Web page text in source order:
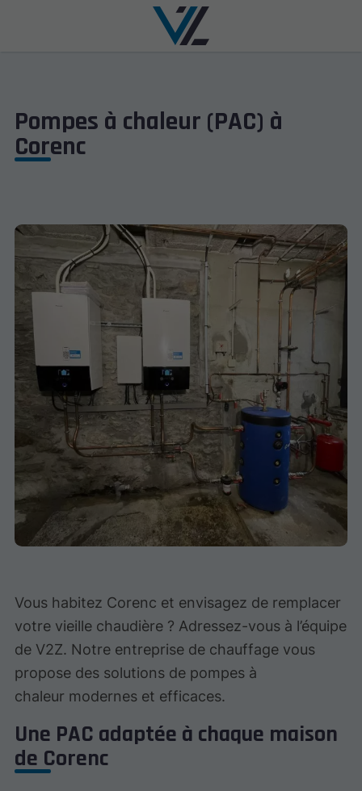
Pompes à chaleur (PAC) à
Corenc
Vous habitez Corenc et envisagez de remplacer
votre vieille chaudière ? Adressez-vous à l’équipe
de V2Z. Notre entreprise de chauffage vous
propose des solutions de pompes à
chaleur modernes et efficaces.
Une PAC adaptée à chaque maison
de Corenc